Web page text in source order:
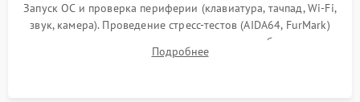
Запуск ОС и проверка периферии (клавиатура, тачпад, Wi-Fi,
звук, камера). Проведение стресс-тестов (AIDA64, FurMark)
для контроля температурного режима и стабильности
системы под пиковой нагрузкой.
Подробнее